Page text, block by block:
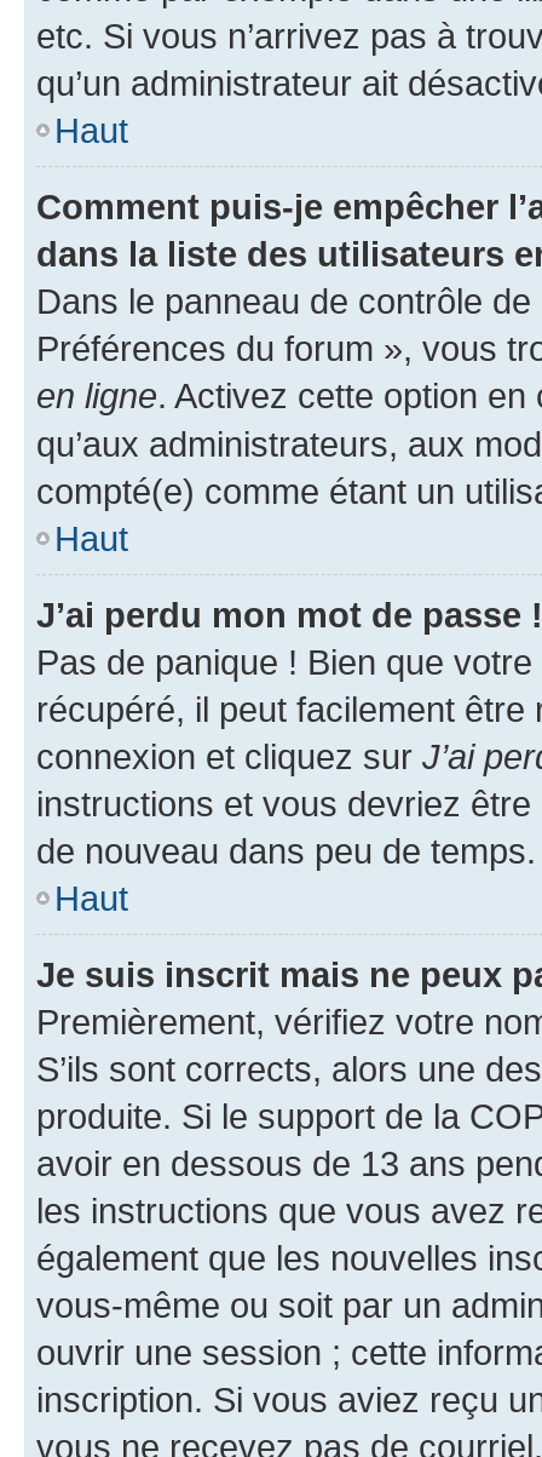
etc. Si vous n’arrivez pas à
qu’un administrateur ait
Haut
Comment puis-je empêcher
dans la liste des utilisateurs
Dans le panneau de contrôle
Préférences du forum », vous
en ligne. Activez cette option
qu’aux administrateurs, aux
compté(e) comme étant un
Haut
J’ai perdu mon mot de passe !
Pas de panique ! Bien que
récupéré, il peut facilement
connexion et cliquez sur J’ai
instructions et vous devriez
de nouveau dans peu de temps.
Haut
Je suis inscrit mais ne peux
Premièrement, vérifiez votre
S’ils sont corrects, alors une
produite. Si le support de la
avoir en dessous de 13 ans
les instructions que vous avez
également que les nouvelles
vous-même ou soit par un
ouvrir une session ; cette
inscription. Si vous aviez reçu
vous ne recevez pas de